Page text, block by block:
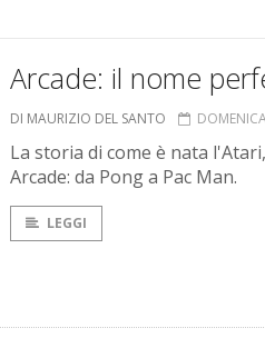
Arcade: il nome
DI MAURIZIO DEL SANTO
La storia di come è nata
Arcade: da Pong a Pac Man.
LEGGI